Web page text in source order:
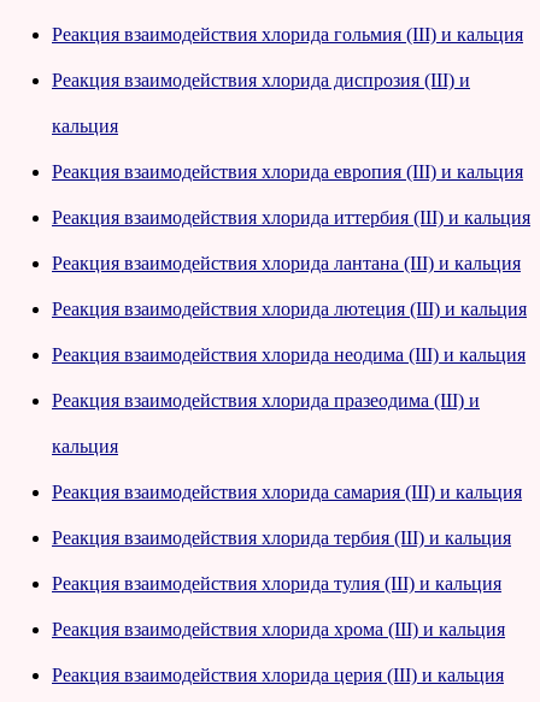
Реакция взаимодействия хлорида гольмия (III) и кальция
Реакция взаимодействия хлорида диспрозия (III) и
кальция
Реакция взаимодействия хлорида европия (III) и кальция
Реакция взаимодействия хлорида иттербия (III) и кальция
Реакция взаимодействия хлорида лантана (III) и кальция
Реакция взаимодействия хлорида лютеция (III) и кальция
Реакция взаимодействия хлорида неодима (III) и кальция
Реакция взаимодействия хлорида празеодима (III) и
кальция
Реакция взаимодействия хлорида самария (III) и кальция
Реакция взаимодействия хлорида тербия (III) и кальция
Реакция взаимодействия хлорида тулия (III) и кальция
Реакция взаимодействия хлорида хрома (III) и кальция
Реакция взаимодействия хлорида церия (III) и кальция